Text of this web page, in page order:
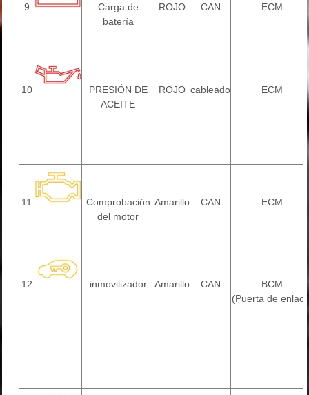
9
Carga de
batería
ROJO CAN ECM
10
PRESIÓN DE
ACEITE
ROJO cableado ECM
11
Comprobación
del motor
Amarillo CAN ECM
12 inmovilizador Amarillo CAN
BCM
(Puerta de